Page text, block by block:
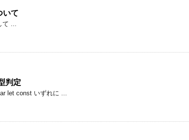
いて
て ...
判定
let const いずれに ...